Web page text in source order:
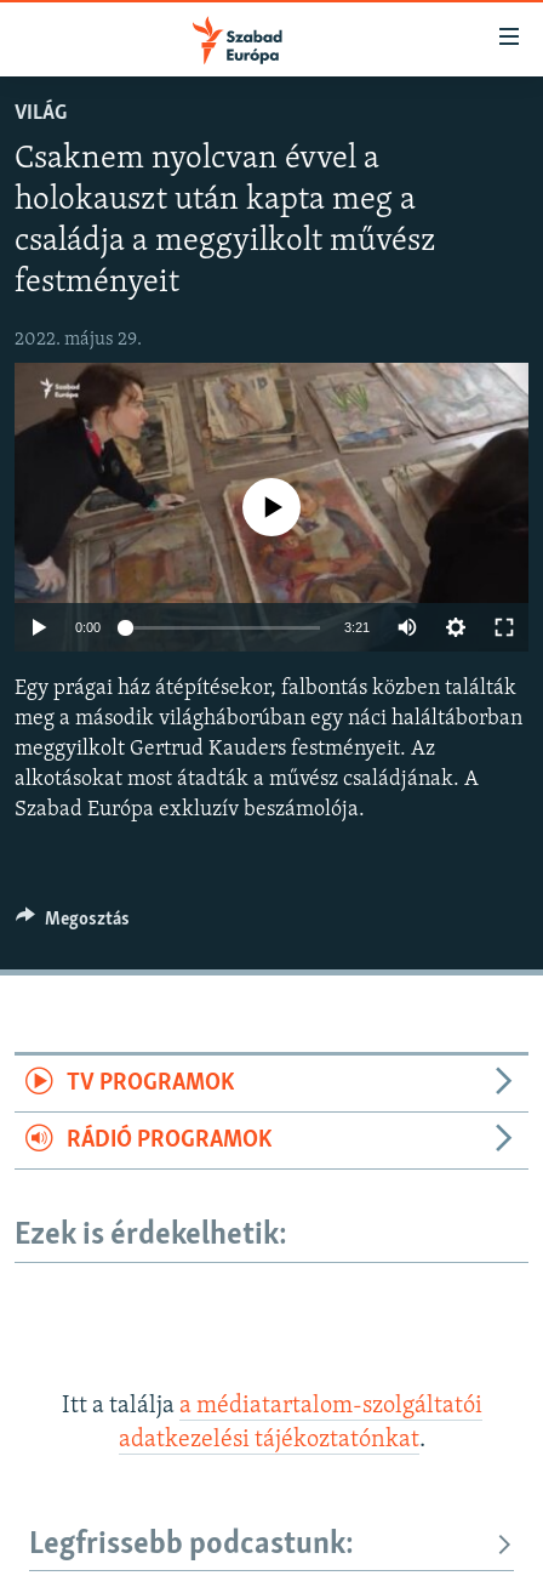
Akadálymentes
Ugrás
fő
oldalra
tartalomjegyzékre
keresésre
AKTUÁLIS
PODCASTOK
VIDEÓK
NER15
SZABADON
TÁRSADALOM
DEMOKRÁCIA
A PÉNZ NYOMÁBAN
EURÓPAI UNIÓ
VILÁG
KLÍMAVÁLTOZÁS
A MÚLT TANULSÁGAI
KÖVESSEN MINKET!
VILÁG
Csaknem nyolcvan évvel a
holokauszt után kapta meg a
családja a meggyilkolt művész
festményeit
2022. május 29.
1080p
Jelenleg nincs elérhető tartalom
0:00 3:21
360p
480p
Egy prágai ház átépítésekor, falbontás közben találták
meg a második világháborúban egy náci haláltáborban
meggyilkolt Gertrud Kauders festményeit. Az
alkotásokat most átadták a művész családjának. A
Szabad Európa exkluzív beszámolója.
Megosztás
TV PROGRAMOK
RÁDIÓ PROGRAMOK
Ezek is érdekelhetik:
Itt a találja a médiatartalom-szolgáltatói
adatkezelési tájékoztatónkat.
Legfrissebb podcastunk:
FELIRATKOZÁS
Feliratkozás